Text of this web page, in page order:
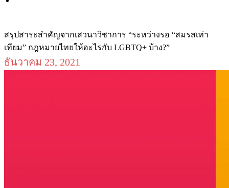
สรุปสาระสำคัญจากเสวนาวิชาการ “ระหว่างรอ “สมรสเท่า
เทียม” กฎหมายไทยให้อะไรกับ LGBTQ+ บ้าง?”
ธันวาคม 23, 2021